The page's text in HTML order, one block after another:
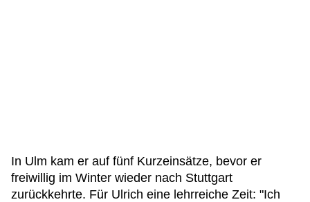
In Ulm kam er auf fünf Kurzeinsätze, bevor er
freiwillig im Winter wieder nach Stuttgart
zurückkehrte. Für Ulrich eine lehrreiche Zeit: "Ich